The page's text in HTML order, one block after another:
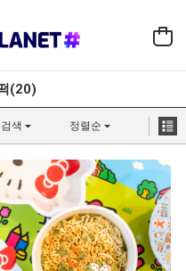
(20)
색 정렬순